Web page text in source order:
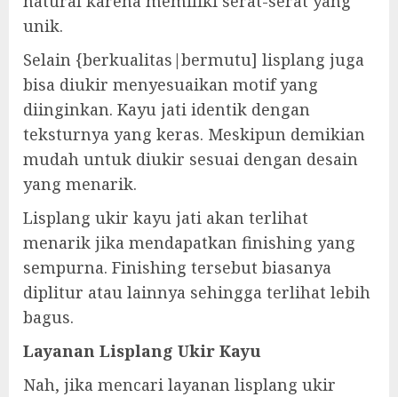
unik.
Selain {berkualitas|bermutu] lisplang juga
bisa diukir menyesuaikan motif yang
diinginkan. Kayu jati identik dengan
teksturnya yang keras. Meskipun demikian
mudah untuk diukir sesuai dengan desain
yang menarik.
Lisplang ukir kayu jati akan terlihat
menarik jika mendapatkan finishing yang
sempurna. Finishing tersebut biasanya
diplitur atau lainnya sehingga terlihat lebih
bagus.
Layanan Lisplang Ukir Kayu
Nah, jika mencari layanan lisplang ukir